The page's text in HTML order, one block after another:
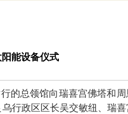
能设备仪式
的总领馆向瑞喜宫佛塔和周
行政区区长吴交敏纽、瑞